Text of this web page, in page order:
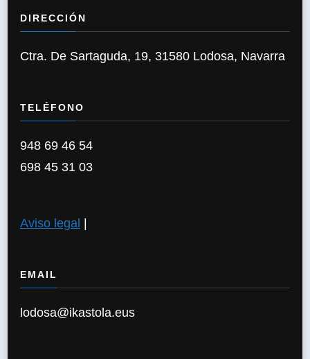
DIRECCIÓN
Ctra. De Sartaguda, 19, 31580 Lodosa, Navarra
TELÉFONO
948 69 46 54
698 45 31 03
Aviso legal
EMAIL
lodosa@ikastola.eus